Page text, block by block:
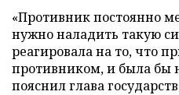
«Противник постоянно
нужно наладить такую
реагировала на то, что
противником, и была бы
пояснил глава